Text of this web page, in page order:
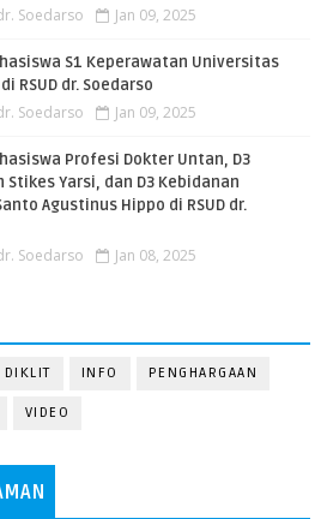
Soedarso Jan 09, 2025
S1 Keperawatan Universitas
RSUD dr. Soedarso
Soedarso Jan 09, 2025
Profesi Dokter Untan, D3
Stikes Yarsi, dan D3 Kebidanan
Agustinus Hippo di RSUD dr.
Soedarso Jan 08, 2025
DIKLIT INFO PENGHARGAAN
VIDEO